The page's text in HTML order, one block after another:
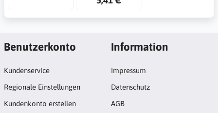
Benutzerkonto
Kundenservice
Regionale Einstellungen
Kundenkonto erstellen
Information
Impressum
Datenschutz
AGB